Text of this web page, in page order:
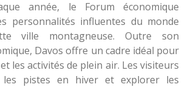
année, le Forum économique
personnalités influentes du monde
ville montagneuse. Outre son
Davos offre un cadre idéal pour
les activités de plein air. Les visiteurs
les pistes en hiver et explorer les